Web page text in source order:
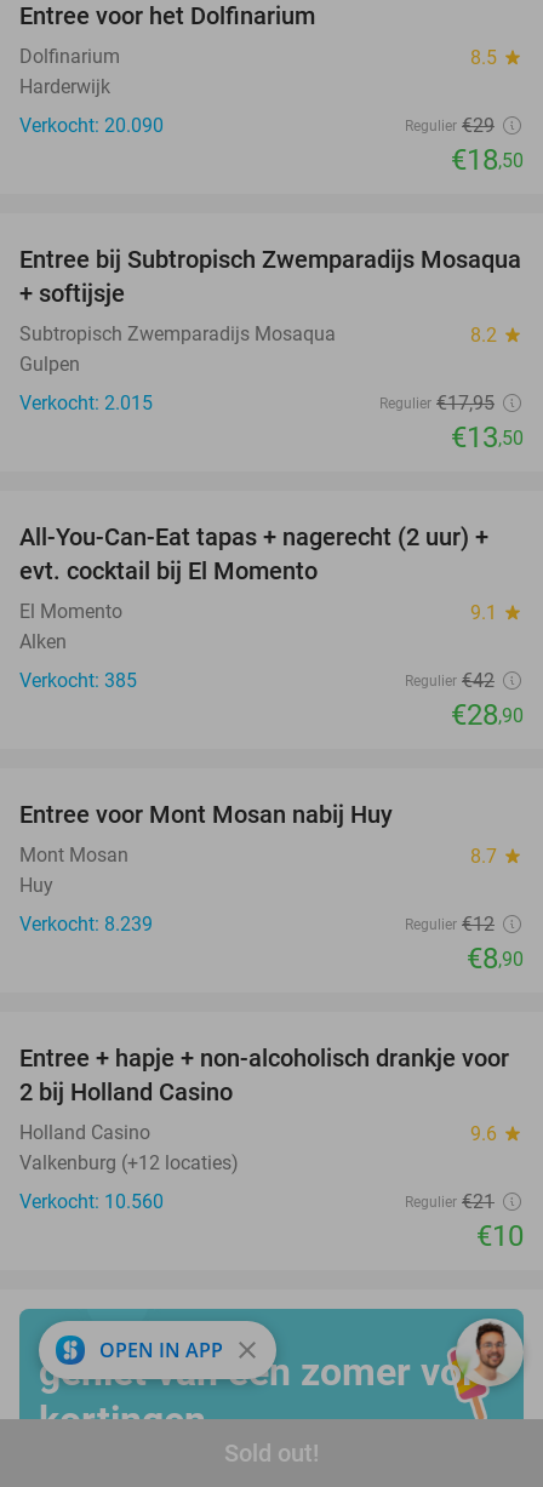
Sold out!
Entree voor het Dolfinarium
Dolfinarium 8.5 star
Harderwijk
Verkocht: 20.090
Regulier €29
€18,50
25%
Entree bij Subtropisch Zwemparadijs Mosaqua
+ softijsje
Subtropisch Zwemparadijs Mosaqua 8.2 star
Gulpen
Verkocht: 2.015
Regulier €17,95
€13,50
31%
All-You-Can-Eat tapas + nagerecht (2 uur) +
evt. cocktail bij El Momento
El Momento 9.1 star
Alken
Verkocht: 385
Regulier €42
€28,90
Entree voor Mont Mosan nabij Huy
Mont Mosan 8.7 star
Huy
Verkocht: 8.239
Regulier €12
€8,90
52%
Entree + hapje + non-alcoholisch drankje voor
2 bij Holland Casino
Holland Casino 9.6 star
Valkenburg (+12 locaties)
Verkocht: 10.560
Regulier €21
€10
geniet van een zomer vol
kortingen
OPEN IN APP close